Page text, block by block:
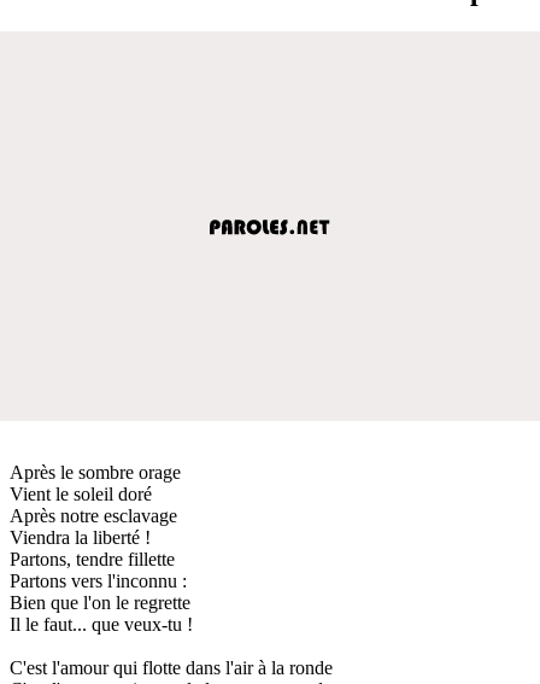
Après le sombre orage
Vient le soleil doré
Après notre esclavage
Viendra la liberté !
Partons, tendre fillette
Partons vers l'inconnu :
Bien que l'on le regrette
Il le faut... que veux-tu !
C'est l'amour qui flotte dans l'air à la ronde